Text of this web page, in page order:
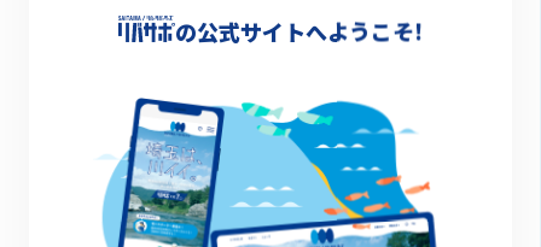
・川に入る場合や、川の近くでアクティビティ
を行う場合は、ライフジャケット等の適切な装
備を身に着けてください。
・路上駐車や大きな声で騒ぐ等の迷惑行為を行
わないようにしてください。
の公式サイトへようこそ!